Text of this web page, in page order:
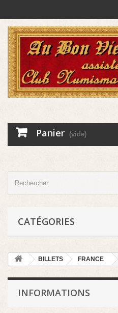
Panier (vide)
CATÉGORIES
BILLETS FRANCE
INFORMATIONS